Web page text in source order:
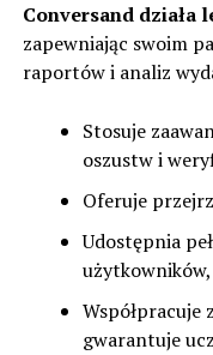
Conversanddziała
zapewniając swoim
raportów i analiz
Stosuje
oszustw i
Oferuje
Udostępnia
użytkowników,
Współpracuje
gwarantuje